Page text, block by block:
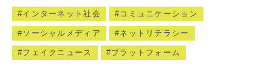
インターネット社会 コミュニケーション
ソーシャルメディア ネットリテラシー
フェイクニュース プラットフォーム